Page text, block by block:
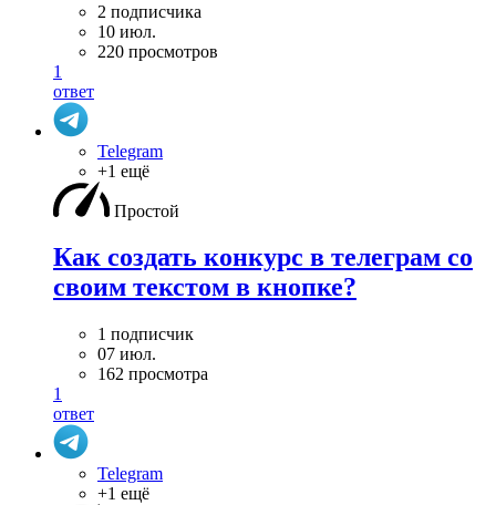
2 подписчика
10 июл.
220 просмотров
1
ответ
Telegram
+1 ещё
Простой
Как создать конкурс в телеграм со
своим текстом в кнопке?
1 подписчик
07 июл.
162 просмотра
1
ответ
Telegram
+1 ещё